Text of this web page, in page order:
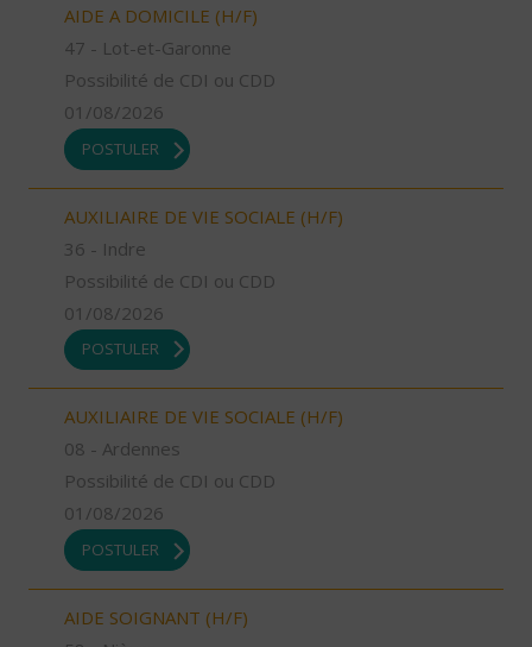
AIDE A DOMICILE (H/F)
47 - Lot-et-Garonne
Possibilité de CDI ou CDD
01/08/2026
POSTULER
AUXILIAIRE DE VIE SOCIALE (H/F)
36 - Indre
Possibilité de CDI ou CDD
01/08/2026
POSTULER
AUXILIAIRE DE VIE SOCIALE (H/F)
08 - Ardennes
Possibilité de CDI ou CDD
01/08/2026
POSTULER
AIDE SOIGNANT (H/F)